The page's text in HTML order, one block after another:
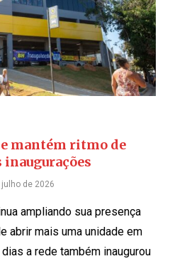
e mantém ritmo de
inaugurações
julho de 2026
ampliando sua presença
abrir mais uma unidade em
a rede também inaugurou